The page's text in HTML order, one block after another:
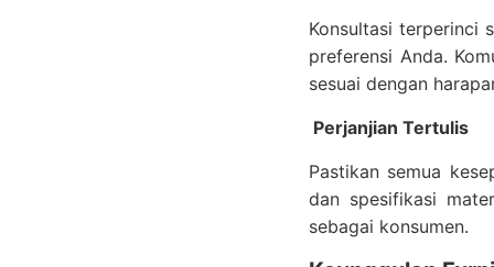
Konsultasi terperinci
preferensi Anda.
sesuai dengan
Perjanjian Tertulis
Pastikan semua
dan spesifikasi
sebagai konsumen.